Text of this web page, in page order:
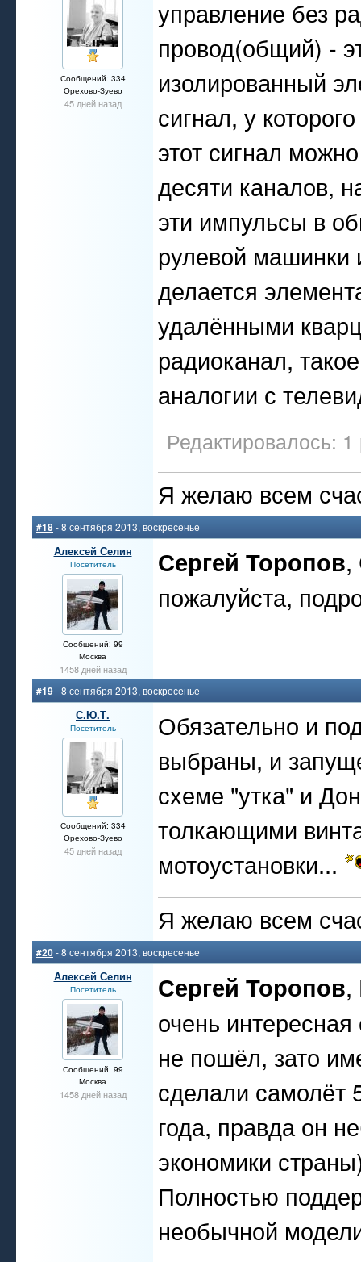
Сообщений: 334
Орехово-Зуево
45 дней назад
управление без
провод(общий) -
изолированный
сигнал, у
этот сигнал
десяти каналов,
эти импульсы в
рулевой машинки
делается
удалёнными
радиоканал,
аналогии с
Редактировалось:
Я желаю всем
#18- 8 сентября 2013, воскресенье
Алексей Селин
Посетитель
Сообщений: 99
Москва
1458 дней назад
Сергей Торопов,
пожалуйста,
#19- 8 сентября 2013, воскресенье
С.Ю.Т.
Посетитель
Сообщений: 334
Орехово-Зуево
45 дней назад
Обязательно и
выбраны, и
схеме "утка" и
толкающими
мотоустановки...
Я желаю всем
#20- 8 сентября 2013, воскресенье
Алексей Селин
Посетитель
Сообщений: 99
Москва
1458 дней назад
Сергей Торопов,
очень
не пошёл, зато
сделали самолёт
года, правда он
экономики
Полностью
необычной